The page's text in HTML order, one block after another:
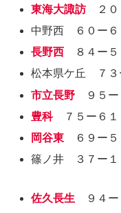
東海大諏訪
２
中野西 ６０ー
長野西
８４ー
松本県ケ丘 ７
市立長野
９５
豊科７５ー６
岡谷東 ６９ー
篠ノ井 ３７ー
佐久長生
９４